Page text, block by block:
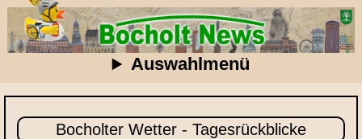
Auswahlmenü
Bocholter Wetter - Tagesrückblicke